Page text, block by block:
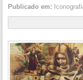
Publicado em: